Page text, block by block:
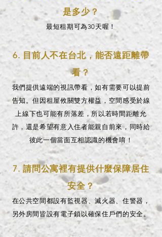
是多少？
最短租期可為30天喔！
6. 目前人不在台北，能否遠距離帶
看？
我們提供遠端的視訊帶看，如有需要可以提前
告知。但因租屋攸關雙方權益，空間感受於線
上線下也可能有所落差，所以若時間距離允
許，還是希望有意入住者能親自前來，同時給
彼此一個當面互相認識的機會唷！
7. 請問公寓裡有提供什麼保障居住
安全？
在公共空間都設有監視器、滅火器、住警器，
另外房間皆設有電子鎖以確保住戶們的安全。